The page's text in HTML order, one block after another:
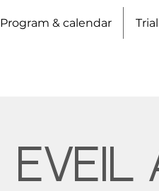
Program & calendar
Eveil